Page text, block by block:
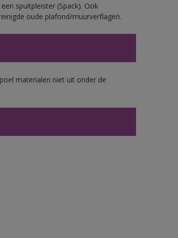
spuitpleister (Spack). Ook
oude plafond/muurverflagen.
materialen niet uit onder de